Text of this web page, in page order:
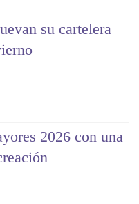
su cartelera
2026 con una